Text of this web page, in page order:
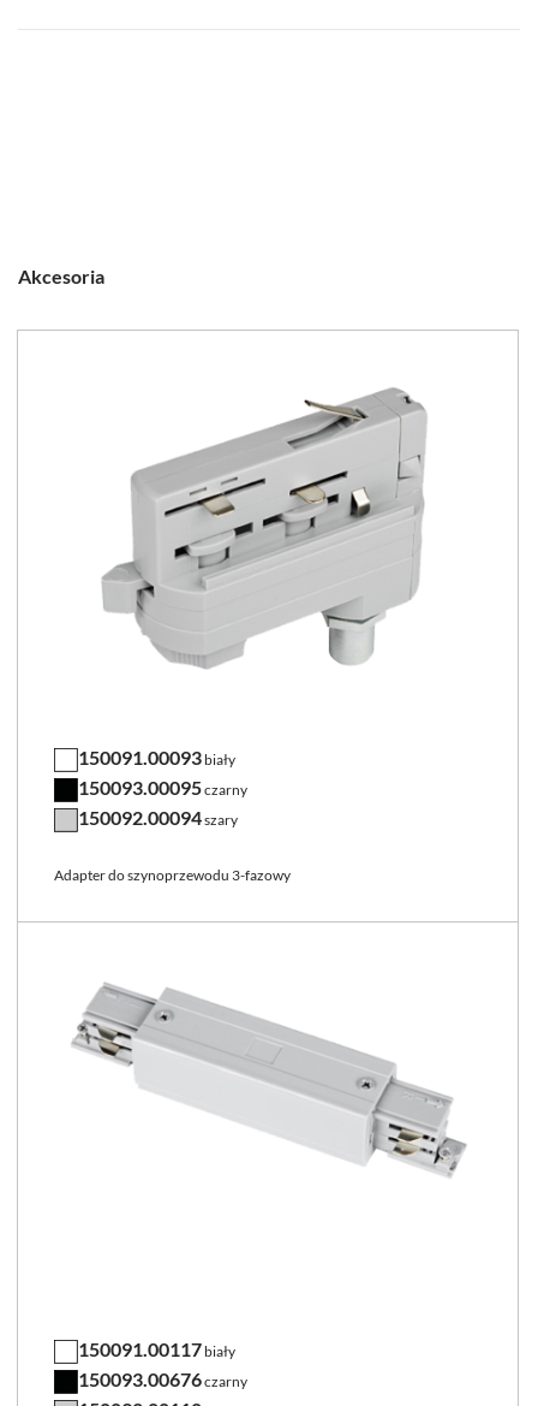
Akcesoria
150091.00093 biały
150093.00095czarny
150092.00094szary
Adapter do szynoprzewodu 3-fazowy
150091.00117 biały
150093.00676czarny